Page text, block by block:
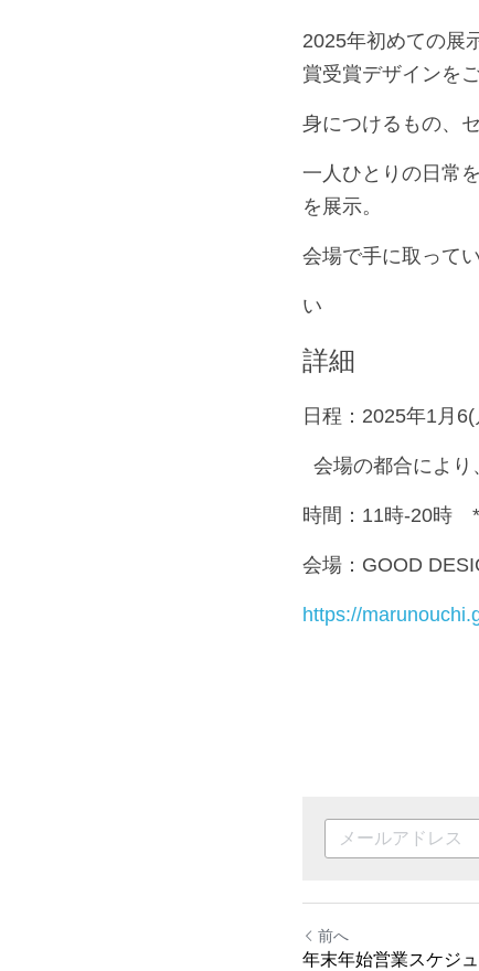
2025年初めての展
賞受賞デザインを
身につけるもの、
一人ひとりの日常
を展示。
会場で手に取って
い
詳細
日程：2025年1月
会場の都合によ
時間：11時-20時
会場：GOOD
https://
前へ
年末年始営業スケジ